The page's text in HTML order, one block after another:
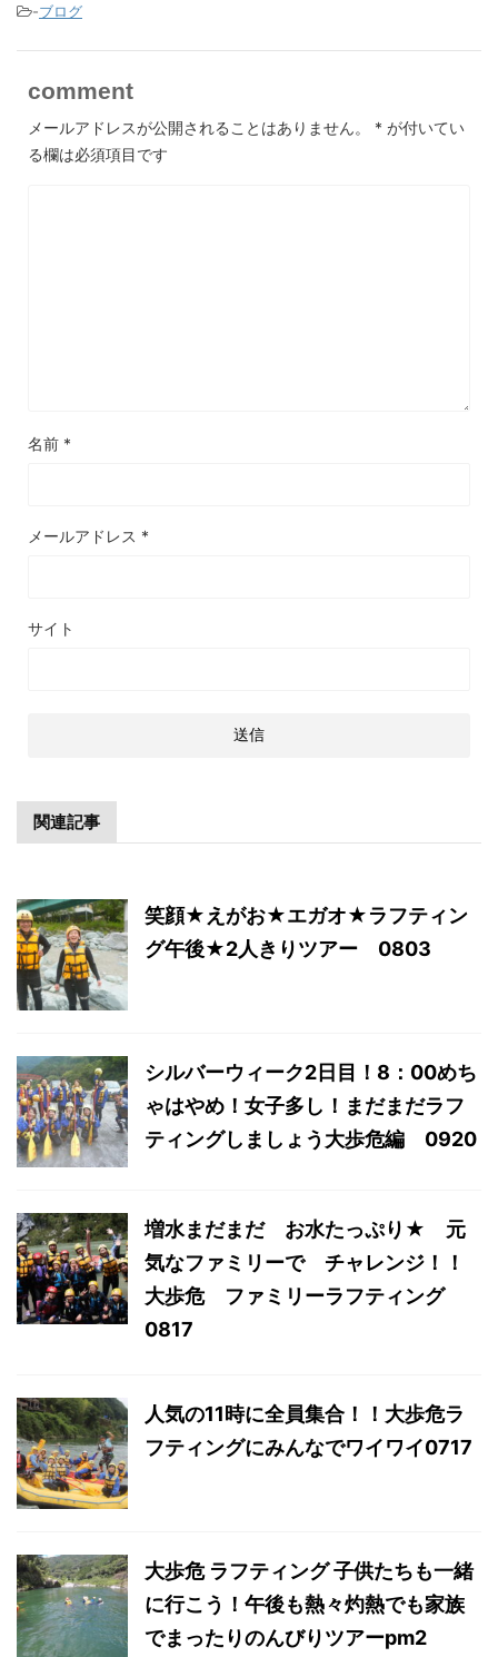
-ブログ
comment
メールアドレスが公開されることはありません。 * が付いてい
る欄は必須項目です
名前 *
メールアドレス *
サイト
関連記事
笑顔★えがお★エガオ★ラフティン
グ午後★2人きりツアー 0803
シルバーウィーク2日目！8：00めち
ゃはやめ！女子多し！まだまだラフ
ティングしましょう大歩危編 0920
増水まだまだ お水たっぷり★ 元
気なファミリーで チャレンジ！！
大歩危 ファミリーラフティング
0817
人気の11時に全員集合！！大歩危ラ
フティングにみんなでワイワイ0717
大歩危 ラフティング 子供たちも一緒
に行こう！午後も熱々灼熱でも家族
でまったりのんびりツアーpm2